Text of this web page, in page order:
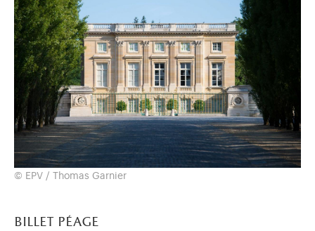
© EPV / Thomas Garnier
billet péage